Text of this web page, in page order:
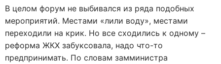
В целом форум не выбивался из ряда подобных
мероприятий. Местами «лили воду», местами
переходили на крик. Но все сходились к одному –
реформа ЖКХ забуксовала, надо что-то
предпринимать. По словам замминистра